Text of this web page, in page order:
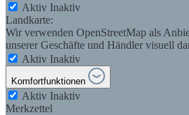
Aktiv Inaktiv
Landkarte:
Wir verwenden OpenStreetMap als
unserer Geschäfte und Händler visuell
Aktiv Inaktiv
Komfortfunktionen
Aktiv Inaktiv
Merkzettel